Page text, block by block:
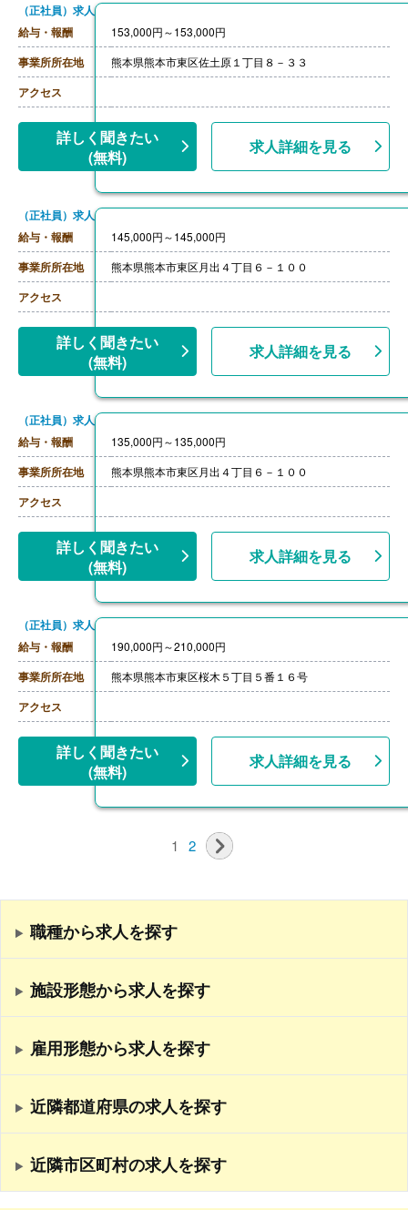
（正社員）求人
給与・報酬
153,000円～153,000円
事業所所在地 熊本県熊本市東区佐土原１丁目８－３３
アクセス
詳しく聞きたい
(無料)
求人詳細を見る
（正社員）求人
給与・報酬
145,000円～145,000円
事業所所在地 熊本県熊本市東区月出４丁目６－１００
アクセス
詳しく聞きたい
(無料)
求人詳細を見る
（正社員）求人
給与・報酬
135,000円～135,000円
事業所所在地 熊本県熊本市東区月出４丁目６－１００
アクセス
詳しく聞きたい
(無料)
求人詳細を見る
（正社員）求人
給与・報酬
190,000円～210,000円
事業所所在地 熊本県熊本市東区桜木５丁目５番１６号
アクセス
詳しく聞きたい
(無料)
求人詳細を見る
1 2
職種から求人を探す
施設形態から求人を探す
雇用形態から求人を探す
近隣都道府県の求人を探す
近隣市区町村の求人を探す